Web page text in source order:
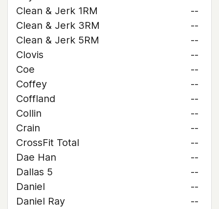
Clean & Jerk 1RM
--
Clean & Jerk 3RM
--
Clean & Jerk 5RM
--
Clovis
--
Coe
--
Coffey
--
Coffland
--
Collin
--
Crain
--
CrossFit Total
--
Dae Han
--
Dallas 5
--
Daniel
--
Daniel Ray
--